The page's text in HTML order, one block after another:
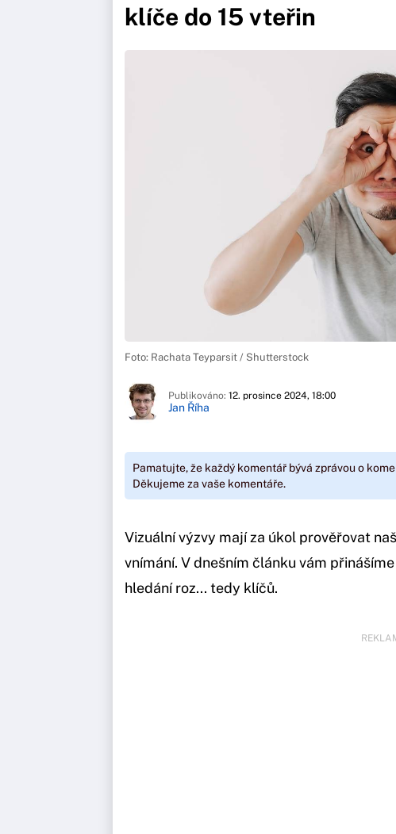
klíče do 15 vteřin
Foto: Rachata Teyparsit / Shutterstock
Publikováno: 12. prosince 2024, 18:00
Jan Říha
Pamatujte, že každý komentář bývá zprávou o
Děkujeme za vaše komentáře.
Vizuální výzvy mají za úkol prověřovat
vnímání. V dnešním článku vám
hledání roz... tedy klíčů.